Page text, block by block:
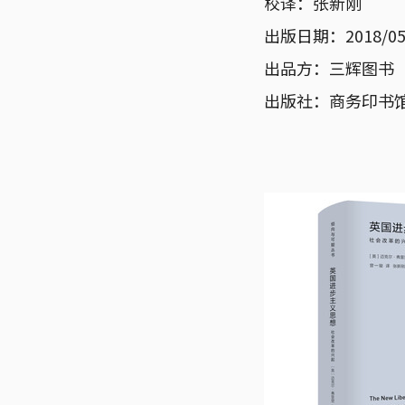
出版日期：2018/05
出品方：三辉图书
出版社：商务印书